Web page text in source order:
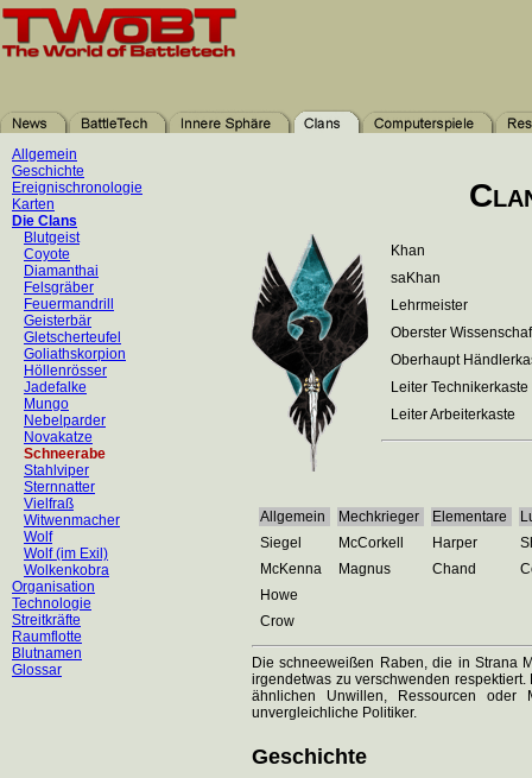
Allgemein
Geschichte
Ereignischronologie
Karten
Die Clans
Blutgeist
Coyote
Diamanthai
Felsgräber
Feuermandrill
Geisterbär
Gletscherteufel
Goliathskorpion
Höllenrösser
Jadefalke
Mungo
Nebelparder
Novakatze
Schneerabe
Stahlviper
Sternnatter
Vielfraß
Witwenmacher
Wolf
Wolf (im Exil)
Wolkenkobra
Organisation
Technologie
Streitkräfte
Raumflotte
Blutnamen
Glossar
Khan
saKhan
Lehrmeister
Oberster
Oberhaupt
Leiter Technikerkaste
Leiter Arbeiterkaste
Allgemein Mechkrieger Elementare
Siegel
McCorkell Harper
McKenna
Magnus Chand
Howe
Crow
Die schneeweißen Raben, die in Strana
irgendetwas zu verschwenden
ähnlichen Unwillen, Ressourcen oder
unvergleichliche Politiker.
Geschichte